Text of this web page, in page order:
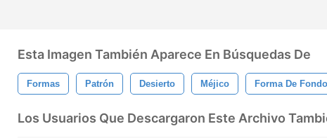
Esta Imagen También Aparece En Búsquedas De
Formas Patrón Desierto Méjico Forma De Fondo
Los Usuarios Que Descargaron Este Archivo